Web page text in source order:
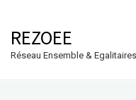
REZOEE
Réseau Ensemble &